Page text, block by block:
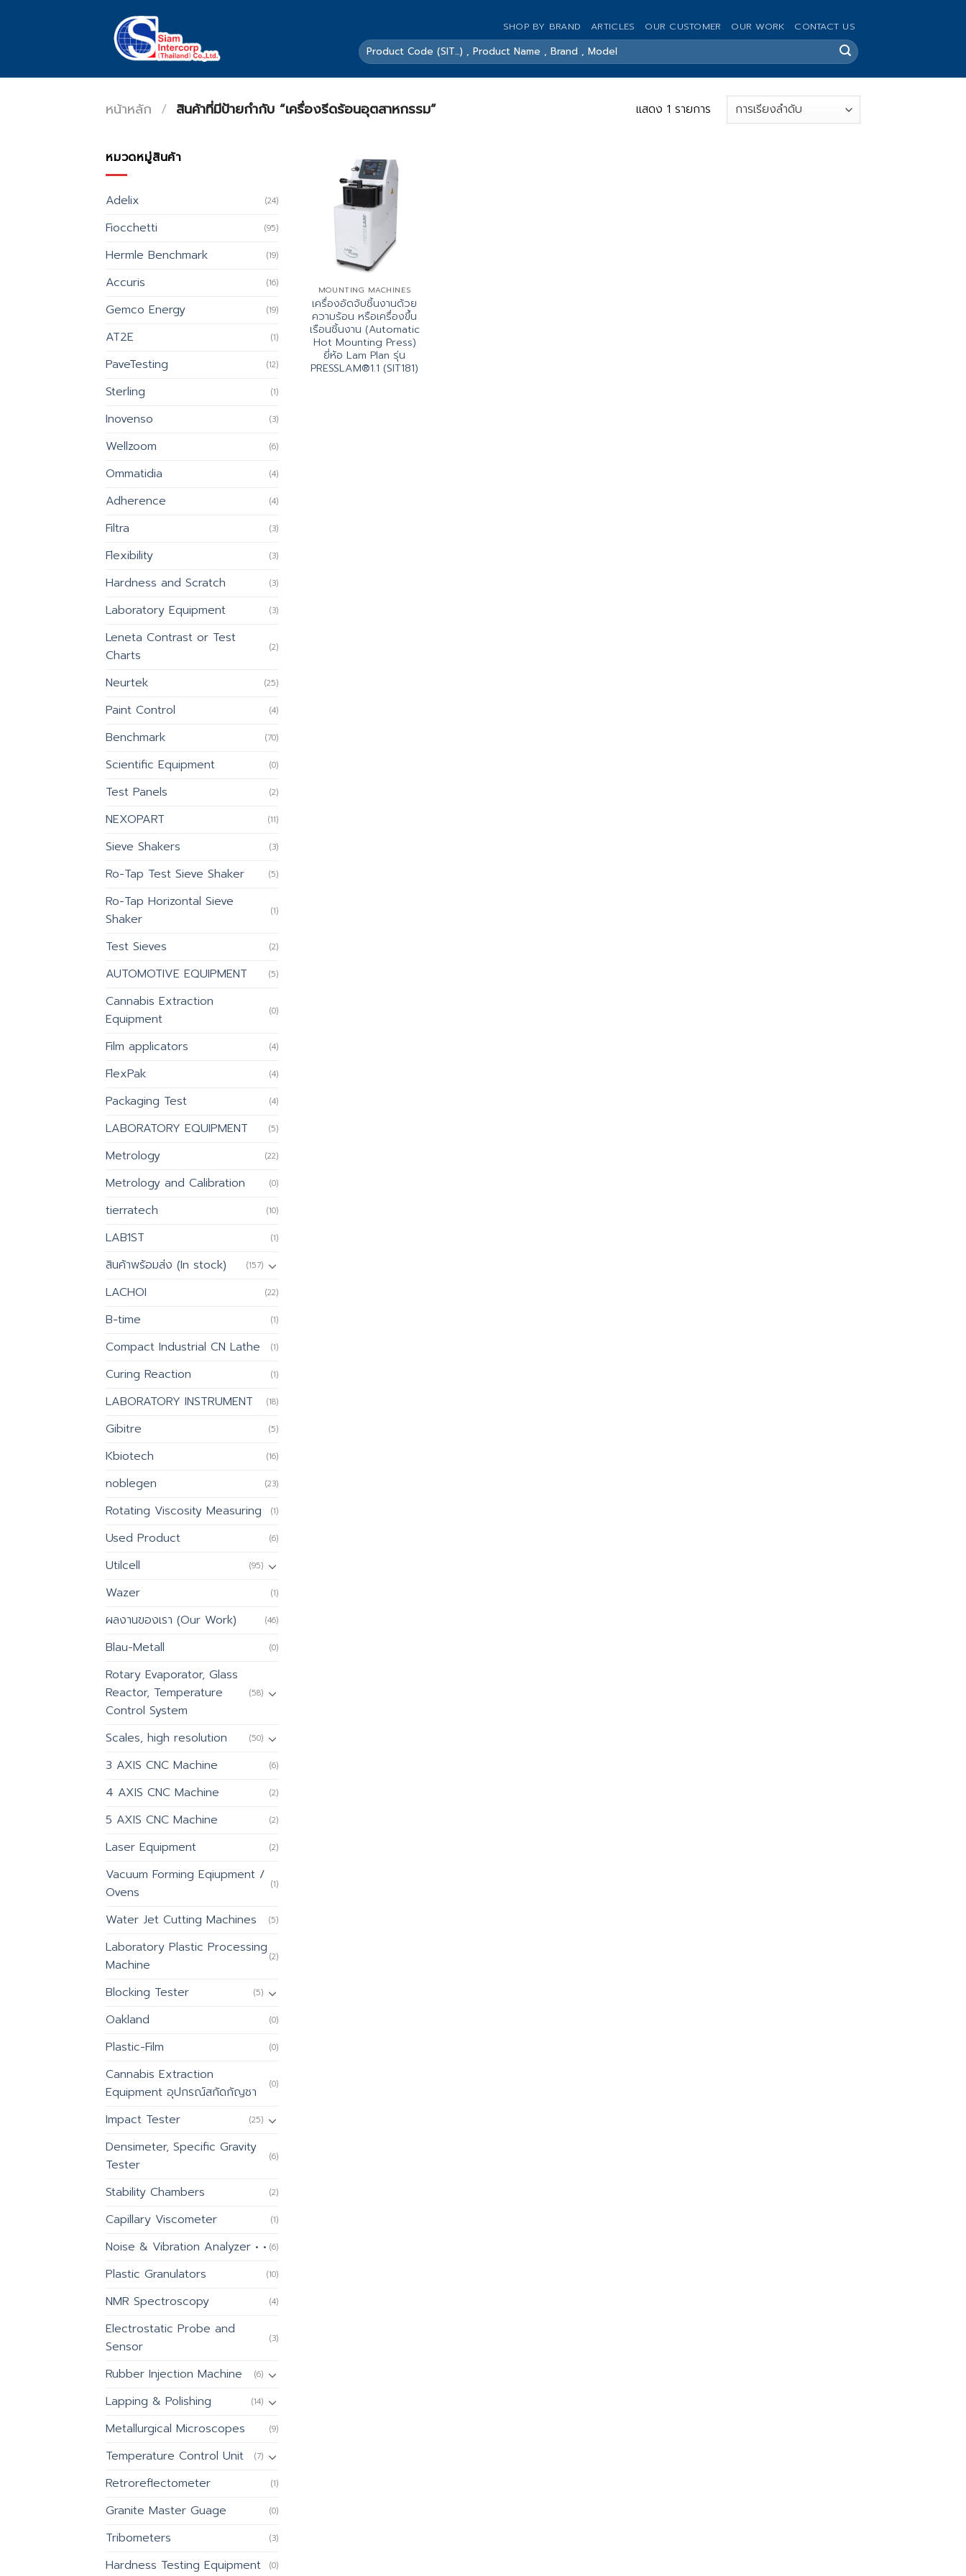
SHOP BY BRAND ARTICLES OUR CUSTOMER OUR WORK CONTACT US
ค้นหา:
หน้าหลัก / สินค้าที่มีป้ายกำกับ “เครื่องรีดร้อนอุตสาหกรรม” แสดง 1 รายการ
หมวดหมู่สินค้า
Adelix (24)
Fiocchetti (95)
Hermle Benchmark (19)
Accuris (16)
Gemco Energy (19)
AT2E (1)
PaveTesting (12)
Sterling (1)
Inovenso (3)
Wellzoom (6)
Ommatidia (4)
Adherence (4)
Filtra (3)
Flexibility (3)
Hardness and Scratch (3)
Laboratory Equipment (3)
Leneta Contrast or Test
Charts
(2)
Neurtek (25)
Paint Control (4)
Benchmark (70)
Scientific Equipment (0)
Test Panels (2)
NEXOPART (11)
Sieve Shakers (3)
Ro-Tap Test Sieve Shaker (5)
Ro-Tap Horizontal Sieve
Shaker
(1)
Test Sieves (2)
AUTOMOTIVE EQUIPMENT (5)
Cannabis Extraction
Equipment
(0)
Film applicators (4)
FlexPak (4)
Packaging Test (4)
LABORATORY EQUIPMENT (5)
Metrology (22)
Metrology and Calibration (0)
tierratech (10)
LAB1ST (1)
สินค้าพร้อมส่ง (In stock) (157)
LACHOI (22)
B-time (1)
Compact Industrial CN Lathe (1)
Curing Reaction (1)
LABORATORY INSTRUMENT (18)
Gibitre (5)
Kbiotech (16)
noblegen (23)
Rotating Viscosity Measuring (1)
Used Product (6)
Utilcell (95)
Wazer (1)
ผลงานของเรา (Our Work) (46)
Blau-Metall (0)
Rotary Evaporator, Glass
Reactor, Temperature
Control System
(58)
Scales, high resolution (50)
3 AXIS CNC Machine (6)
4 AXIS CNC Machine (2)
5 AXIS CNC Machine (2)
Laser Equipment (2)
Vacuum Forming Eqiupment /
Ovens
(1)
Water Jet Cutting Machines (5)
Laboratory Plastic Processing
Machine
(2)
Blocking Tester (5)
Oakland (0)
Plastic-Film (0)
Cannabis Extraction
Equipment อุปกรณ์สกัดกัญชา
(0)
Impact Tester (25)
Densimeter, Specific Gravity
Tester
(6)
Stability Chambers (2)
Capillary Viscometer (1)
Noise & Vibration Analyzer • • (6)
Plastic Granulators (10)
NMR Spectroscopy (4)
Electrostatic Probe and
Sensor
(3)
Rubber Injection Machine (6)
Lapping & Polishing (14)
Metallurgical Microscopes (9)
Temperature Control Unit (7)
Retroreflectometer (1)
Granite Master Guage (0)
Tribometers (3)
Hardness Testing Equipment (0)
MOUNTING MACHINES
เครื่องอัดจับชิ้นงานด้วย
ความร้อน หรือเครื่องขึ้น
เรือนชิ้นงาน (Automatic
Hot Mounting Press)
ยี่ห้อ Lam Plan รุ่น
PRESSLAM®1.1 (SIT181)